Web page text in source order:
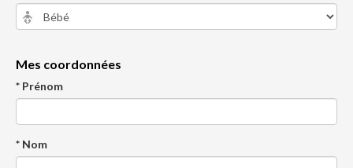
Mes coordonnées
* Prénom
* Nom